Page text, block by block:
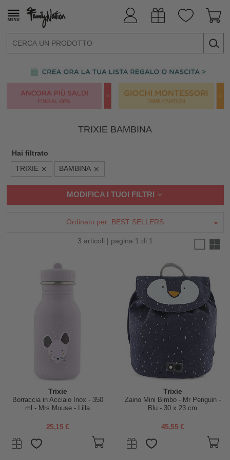
TRIXIE BAMBINA
Hai filtrato
TRIXIE BAMBINA
MODIFICA I TUOI FILTRI
Ordinato per: BEST SELLERS
3 articoli | pagina 1 di 1
Trixie
Borraccia in Acciaio Inox - 350
ml - Mrs Mouse - Lilla
25,15 €
Trixie
Zaino Mini Bimbo - Mr Penguin -
Blu - 30 x 23 cm
45,55 €